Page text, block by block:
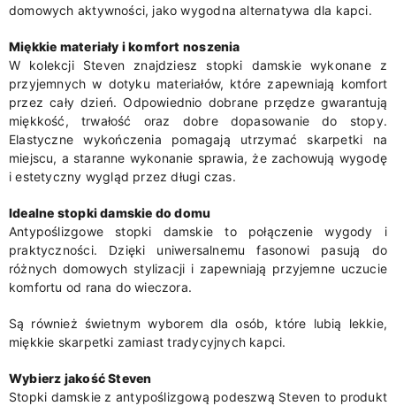
domowych aktywności, jako wygodna alternatywa dla kapci.
Miękkie materiały i komfort noszenia
W kolekcji Steven znajdziesz stopki damskie wykonane z
przyjemnych w dotyku materiałów, które zapewniają komfort
przez cały dzień. Odpowiednio dobrane przędze gwarantują
miękkość, trwałość oraz dobre dopasowanie do stopy.
Elastyczne wykończenia pomagają utrzymać skarpetki na
miejscu, a staranne wykonanie sprawia, że zachowują wygodę
i estetyczny wygląd przez długi czas.
Idealne stopki damskie do domu
Antypoślizgowe stopki damskie to połączenie wygody i
praktyczności. Dzięki uniwersalnemu fasonowi pasują do
różnych domowych stylizacji i zapewniają przyjemne uczucie
komfortu od rana do wieczora.
Są również świetnym wyborem dla osób, które lubią lekkie,
miękkie skarpetki zamiast tradycyjnych kapci.
Wybierz jakość Steven
Stopki damskie z antypoślizgową podeszwą Steven to produkt